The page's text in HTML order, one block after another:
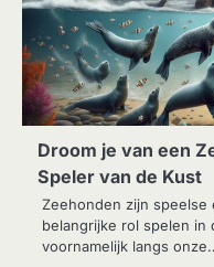
Droom je van een
Speler van de Kust
Zeehonden zijn
belangrijke rol spelen in
voornamelijk langs